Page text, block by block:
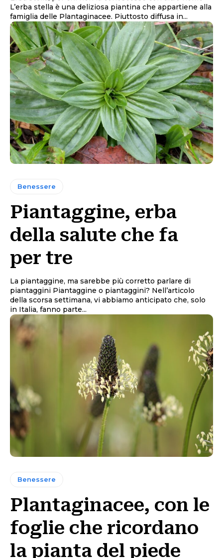
L’erba stella è una deliziosa piantina che appartiene alla
famiglia delle Plantaginacee. Piuttosto diffusa in...
Benessere
Piantaggine, erba
della salute che fa
per tre
La piantaggine, ma sarebbe più corretto parlare di
piantaggini Piantaggine o piantaggini? Nell’articolo
della scorsa settimana, vi abbiamo anticipato che, solo
in Italia, fanno parte...
Benessere
Plantaginacee, con le
foglie che ricordano
la pianta del piede